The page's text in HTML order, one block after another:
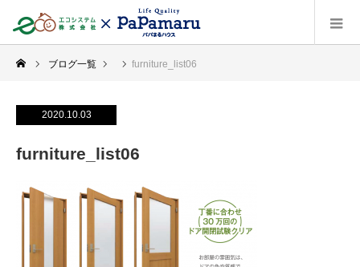
ブログ一覧 furniture_list06
2020.10.03
furniture_list06